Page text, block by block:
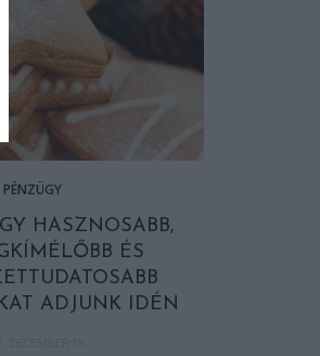
PÉNZÜGY
HASZNOSABB,
ÉS
ADJUNK IDÉN